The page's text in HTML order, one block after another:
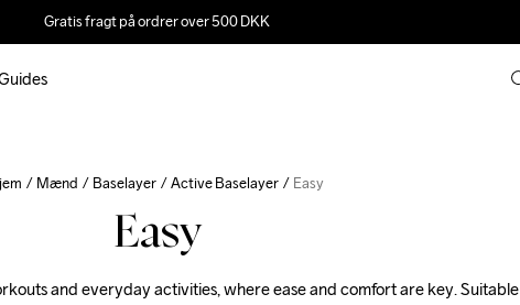
Gratis fragt på ordrer over 500 DKK
Mænd Baselayer Active Baselayer Easy
Easy
and everyday activities, where ease and comfort are key. Suitable